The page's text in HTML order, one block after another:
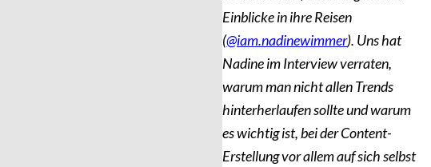
Einblicke in ihre Reisen
(@iam.nadinewimmer). Uns hat
Nadine im Interview verraten,
warum man nicht allen Trends
hinterherlaufen sollte und warum
es wichtig ist, bei der Content-
Erstellung vor allem auf sich selbst